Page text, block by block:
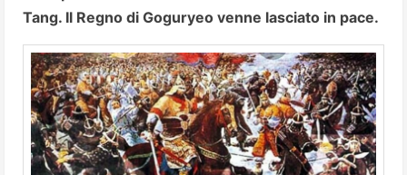
Tang. Il Regno di Goguryeo venne lasciato in pace.